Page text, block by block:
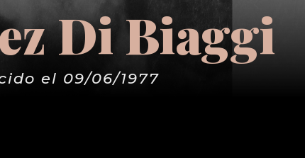
Di Biaggi
el 09/06/1977